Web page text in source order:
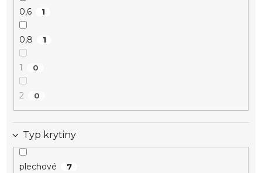
0,6 1
0,8 1
1 0
2 0
Typ krytiny
plechové 7